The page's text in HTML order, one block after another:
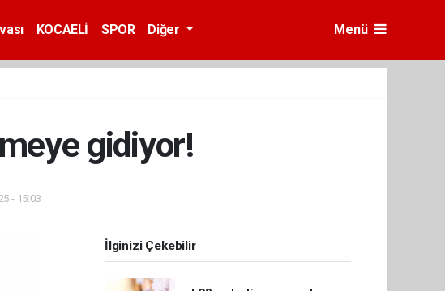
KOCAELİ SPOR Diğer Menü
gidiyor!
- 15:03
İlginizi Çekebilir